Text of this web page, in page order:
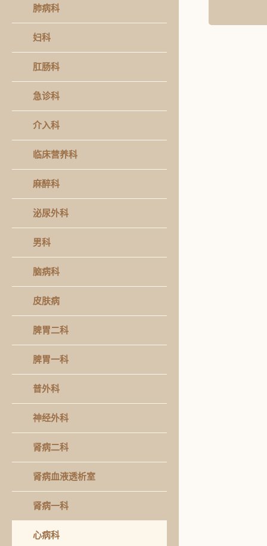
肺病科
妇科
肛肠科
急诊科
介入科
临床营养科
麻醉科
泌尿外科
男科
脑病科
皮肤病
脾胃二科
脾胃一科
普外科
神经外科
肾病二科
肾病血液透析室
肾病一科
心病科